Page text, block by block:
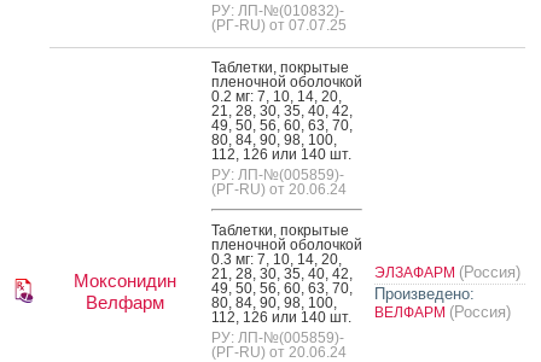
РУ: ЛП-№(010832)-
(РГ-RU) от 07.07.25
Моксонидин
Велфарм
Таб­летки, пок­ры­тые
пле­ноч­ной обо­лоч­кой
0.2 мг: 7, 10, 14, 20,
21, 28, 30, 35, 40, 42,
49, 50, 56, 60, 63, 70,
80, 84, 90, 98, 100,
112, 126 или 140 шт.
РУ: ЛП-№(005859)-
(РГ-RU) от 20.06.24
Таб­летки, пок­ры­тые
пле­ноч­ной обо­лоч­кой
0.3 мг: 7, 10, 14, 20,
21, 28, 30, 35, 40, 42,
49, 50, 56, 60, 63, 70,
80, 84, 90, 98, 100,
112, 126 или 140 шт.
РУ: ЛП-№(005859)-
(РГ-RU) от 20.06.24
ЭЛЗАФАРМ (Россия)
Произведено:
ВЕЛФАРМ (Россия)